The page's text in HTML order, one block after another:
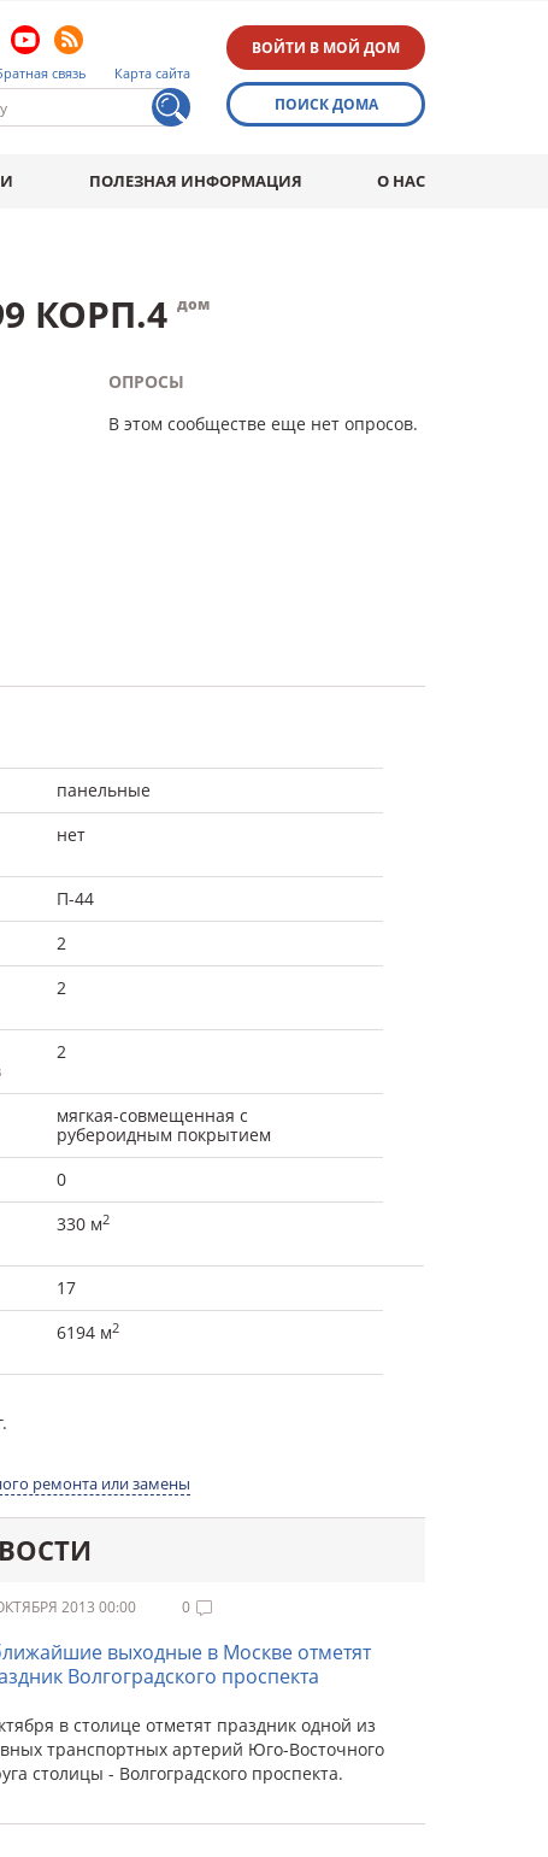
связь Карта сайта
ВОЙТИ В МОЙ ДОМ
ПОИСК ДОМА
ПОЛЕЗНАЯ ИНФОРМАЦИЯ О НАС
КОРП.4 дом
ОПРОСЫ
В этом сообществе еще нет опросов.
панельные
нет
П-44
2
2
2
мягкая-совмещенная с
рубероидным покрытием
0
330 м2
17
6194 м2
ремонта или замены
2013 00:00 0
выходные в Москве отметят
Волгоградского проспекта
в столице отметят праздник одной из
транспортных артерий Юго-Восточного
столицы - Волгоградского проспекта.